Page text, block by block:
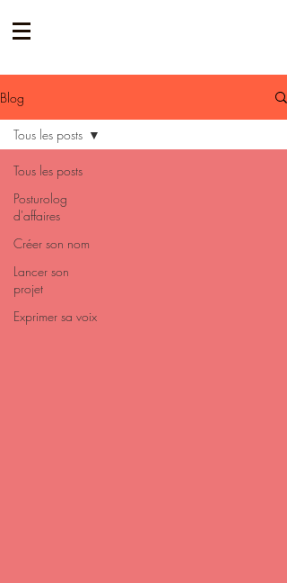
Blog
Tous les posts
Posturolog
d'affaires
Créer son nom
Lancer son
projet
Exprimer sa voix
Tous les posts